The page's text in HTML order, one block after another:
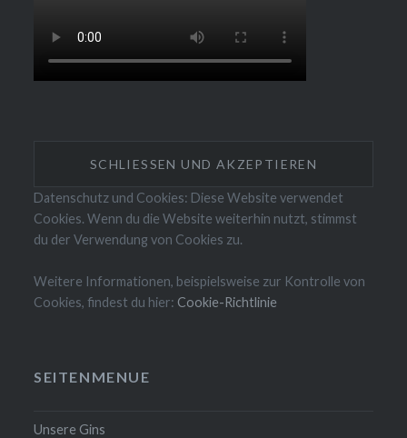
Datenschutz und Cookies: Diese Website verwendet
Cookies. Wenn du die Website weiterhin nutzt, stimmst
du der Verwendung von Cookies zu.
Weitere Informationen, beispielsweise zur Kontrolle von
Cookies, findest du hier: Cookie-Richtlinie
SEITENMENUE
Unsere Gins